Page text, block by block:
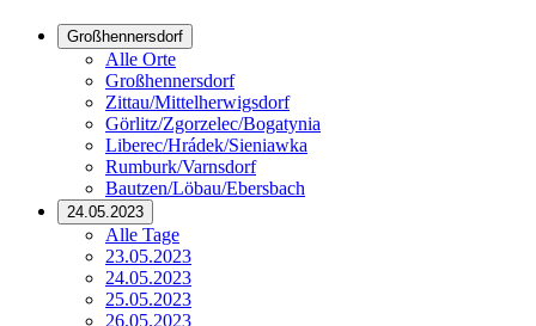
Großhennersdorf
Alle Orte
Großhennersdorf
Zittau/Mittelherwigsdorf
Görlitz/Zgorzelec/Bogatynia
Liberec/Hrádek/Sieniawka
Rumburk/Varnsdorf
Bautzen/Löbau/Ebersbach
24.05.2023
Alle Tage
23.05.2023
24.05.2023
25.05.2023
26.05.2023